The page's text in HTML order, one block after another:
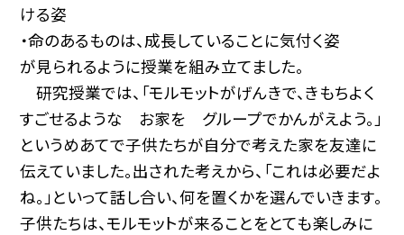
ける姿
・命のあるものは、成長していることに気付く姿
が見られるように授業を組み立てました。
研究授業では、「モルモットがげんきで、きもちよく
すごせるような お家を グループでかんがえよう。」
というめあてで子供たちが自分で考えた家を友達に
伝えていました。出された考えから、「これは必要だよ
ね。」といって話し合い、何を置くかを選んでいきます。
子供たちは、モルモットが来ることをとても楽しみに